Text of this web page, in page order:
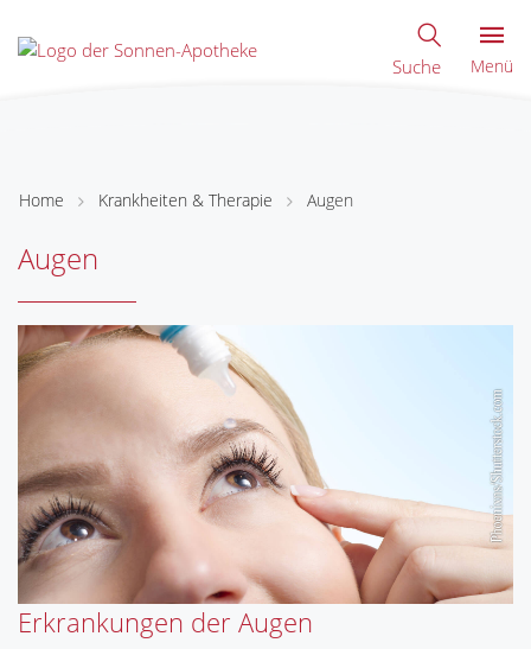
Suche Menü
Home Krankheiten & Therapie Augen
Augen
Erkrankungen der Augen